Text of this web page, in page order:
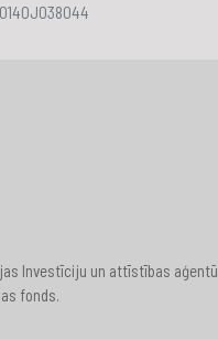
Investīciju un attīstības
fonds.